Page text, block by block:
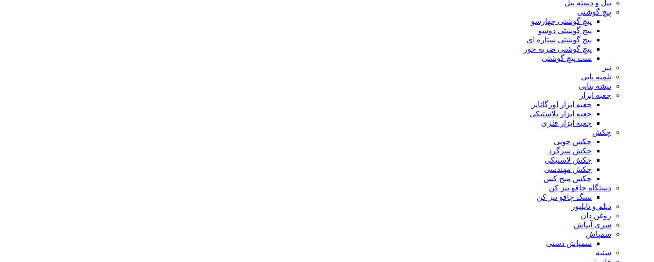
بیل و دسته بیل
پیچ گوشتی
پیچ گوشتی چهارسو
پیچ گوشتی دوسو
پیچ گوشتی ستاره‌ ای
پیچ گوشتی ضربه خور
ست پیچ گوشتی
تبر
تلمبه پایی
تیشه بنایی
جعبه ابزار
جعبه ابزار اورگانایز
جعبه ابزار پلاستیکی
جعبه ابزار فلزی
چکش
چکش چوبی
چکش سرگرد
چکش لاستیکی
چکش مهندسی
چکش میخ کش
دستگاه چاقو تیز کن
سنگ چاقو تیز کن
دیلم و تایلیور
روغن دان
سری آبپاش
سمپاش
سمپاش دستی
سنبه